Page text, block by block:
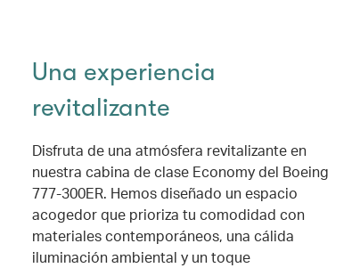
Una experiencia
revitalizante
Disfruta de una atmósfera revitalizante en
nuestra cabina de clase Economy del Boeing
777-300ER. Hemos diseñado un espacio
acogedor que prioriza tu comodidad con
materiales contemporáneos, una cálida
iluminación ambiental y un toque